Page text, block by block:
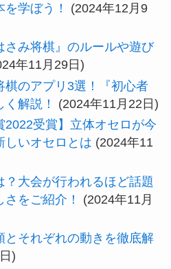
学ぼう！
(2024年12月9
さみ将棋』のルールや遊び
年11月29日)
棋のアプリ3選！『初心者
解説！
(2024年11月22日)
2022受賞】立体オセロが今
しいオセロとは (2024年11
？大会が行われるほど話題
をご紹介！
(2024年11月
とそれぞれの動きを徹底解
)